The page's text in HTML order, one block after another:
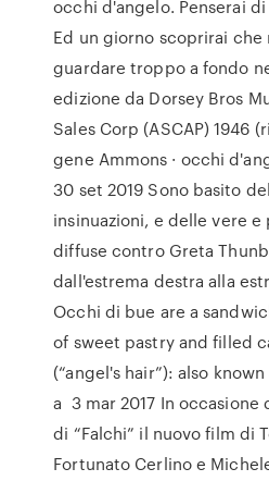
occhi d'angelo. Penserai
Ed un giorno scoprirai che
guardare troppo a fondo
edizione da Dorsey Bros
Sales Corp (ASCAP) 1946
gene Ammons · occhi
30 set 2019 Sono basito
insinuazioni, e delle vere
diffuse contro Greta
dall'estrema destra alla
Occhi di bue are a
of sweet pastry and filled
(“angel's hair”): also
a 3 mar 2017 In occasione
di “Falchi” il nuovo film di
Fortunato Cerlino e